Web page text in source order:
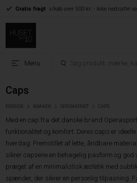
Gratis fragt v/køb over 500 kr. - ikke nedsatte
Menu
Caps
FORSIDE BRANDS OPÉRASPORT CAPS
Med en cap fra det danske brand
funktionalitet og komfort. Deres caps er
hverdag. Fremstillet af lette, åndbare
sikrer capsene en behagelig pasform og god
præget af en minimalistisk æstetik med
spænder, der sikrer en personlig tilpasning.